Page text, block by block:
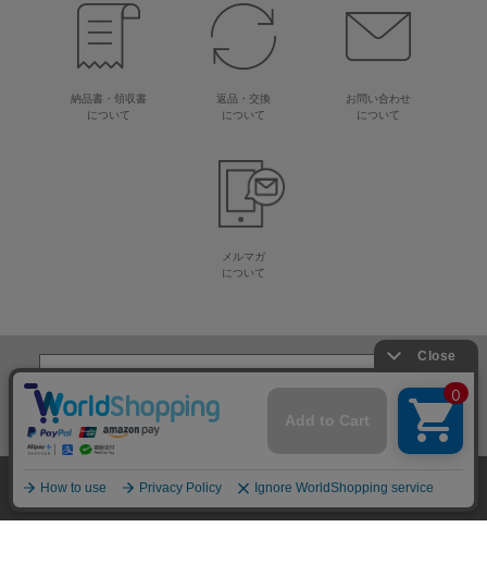
納品書・領収書
について
返品・交換
について
お問い合わせ
について
メルマガ
について
生地・毛糸・手芸材料の専門店
株式会社オカダヤ 会社概要 採用情報